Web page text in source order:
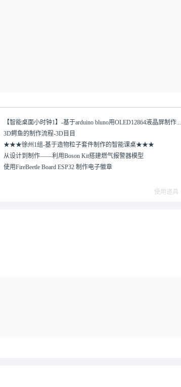
【智能桌面小时钟1】-基于arduino bluno用OLED12864液晶屏制作...
3D鳄鱼的制作流程-3D目目
★★★徐州1组-基于造物粒子套件制作的智能课桌★★★
从设计到制作——利用Boson Kit搭建燃气报警器模型
使用FireBeetle Board ESP32 制作电子徽章
使用道具